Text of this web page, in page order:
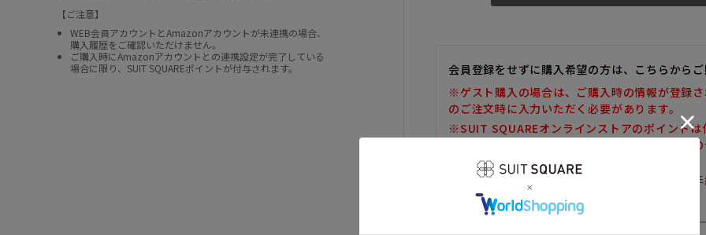
【ご注意】
WEB会員アカウントとAmazonアカウントが未連携の場合、
購入履歴をご確認いただけません。
ご購入時にAmazonアカウントとの連携設定が完了している
場合に限り、SUIT SQUAREポイントが付与されます。
会員登録をせずに購入希望の方は、こちらからご
※ゲスト購入の場合は、ご購入時の情報が登録
のご注文時に入力いただく必要があります。
※SUIT SQUAREオンラインストアのポイントは
また、ゲスト購入後の会員情報統合・ポイント
しかねます。
※購入履歴の確認、領収書の発行、キャンセル
だけません。